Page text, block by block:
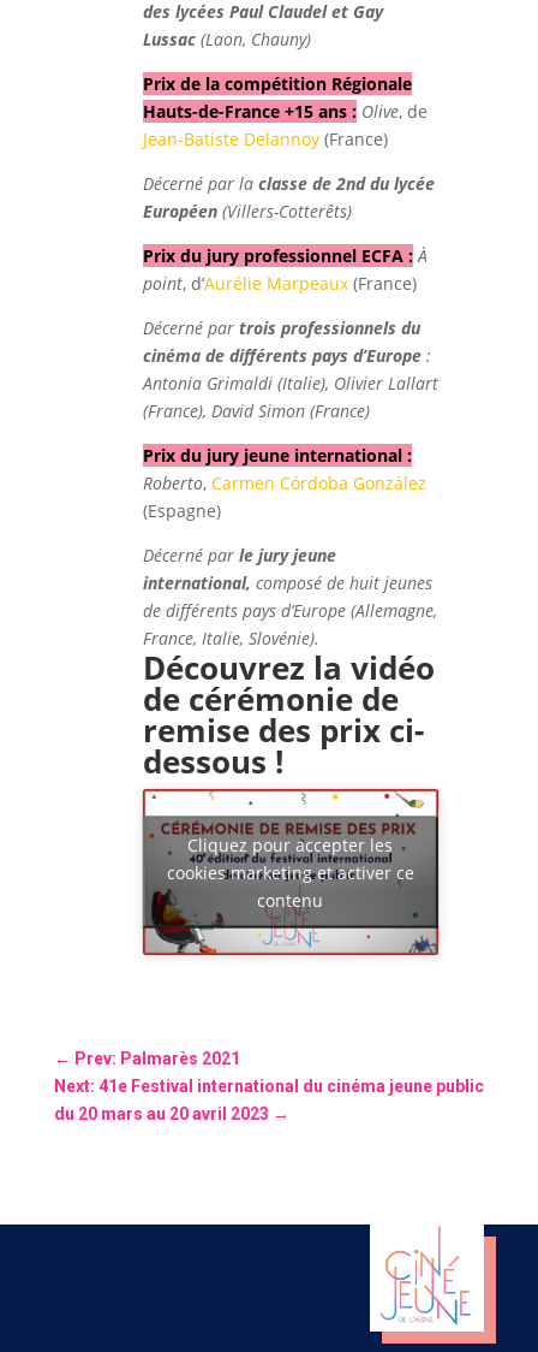
des lycées Paul Claudel et Gay
Lussac(Laon, Chauny)
Prix de la compétition Régionale
Hauts-de-France +15 ans :Olive, de
Jean-Batiste Delannoy(France)
Décerné par la classe de 2nd du lycée
Européen (Villers-Cotterêts)
Prix du jury professionnel ECFA : À
point, d’Aurélie Marpeaux(France)
Décerné par trois professionnels du
cinéma de différents pays d’Europe :
Antonia Grimaldi (Italie), Olivier Lallart
(France), David Simon (France)
Prix du jury jeune international :
Roberto, Carmen Córdoba González
(Espagne)
Décerné par le jury jeune
international, composé de huit jeunes
de différents pays d’Europe (Allemagne,
France, Italie, Slovénie).
Découvrez la vidéo
de cérémonie de
remise des prix ci-
dessous !
Cliquez pour accepter les
cookies marketing et activer ce
contenu
← Prev: Palmarès 2021
Next: 41e Festival international du cinéma jeune public
du 20 mars au 20 avril 2023 →